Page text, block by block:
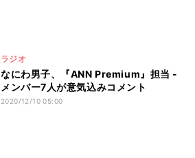
ラジオ
なにわ男子、『ANN Premium』担当 -
メンバー7人が意気込みコメント
2020/12/10 05:00